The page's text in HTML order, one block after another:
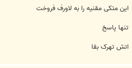
ت
اين متکی مقنيه را به لاورف فروخت
تنها پاسخ
اتش تهرک بقا